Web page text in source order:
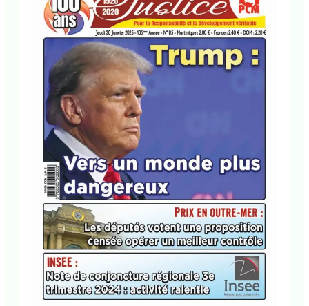
Justice N°05
Laisser un commentaire •Kiosque• ParCCN
PROPRIÉTAIRE•3 février 2025